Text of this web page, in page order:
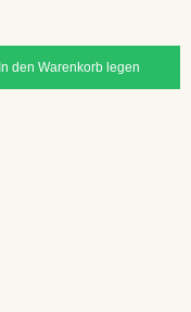
In den Warenkorb legen